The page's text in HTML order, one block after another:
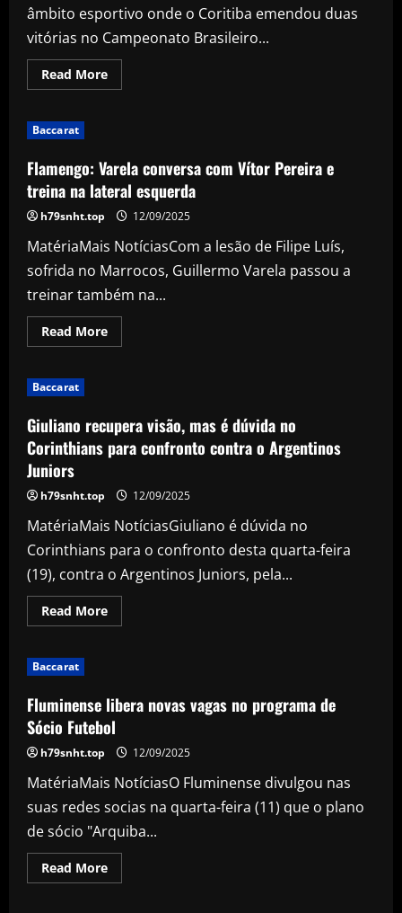
âmbito esportivo onde o Coritiba emendou duas
vitórias no Campeonato Brasileiro...
Read MoreRead
more
Coritiba
é
alocado
no
departamento
médico
Baccarat
Flamengo: Varela conversa com Vítor Pereira e
treina na lateral esquerda
h79snht.top 12/09/2025
MatériaMais NotíciasCom a lesão de Filipe Luís,
sofrida no Marrocos, Guillermo Varela passou a
treinar também na...
Read MoreRead
more
Pereira
e
treina
esquerda
Baccarat
Giuliano recupera visão, mas é dúvida no
Corinthians para confronto contra o Argentinos
Juniors
h79snht.top 12/09/2025
MatériaMais NotíciasGiuliano é dúvida no
Corinthians para o confronto desta quarta-feira
(19), contra o Argentinos Juniors, pela...
Read MoreRead
more
é
dúvida
no
Corinthians
para
confronto
contra
o
Argentinos
Juniors
Baccarat
Fluminense libera novas vagas no programa de
Sócio Futebol
h79snht.top 12/09/2025
MatériaMais NotíciasO Fluminense divulgou nas
suas redes socias na quarta-feira (11) que o plano
de sócio "Arquiba...
Read MoreRead
more